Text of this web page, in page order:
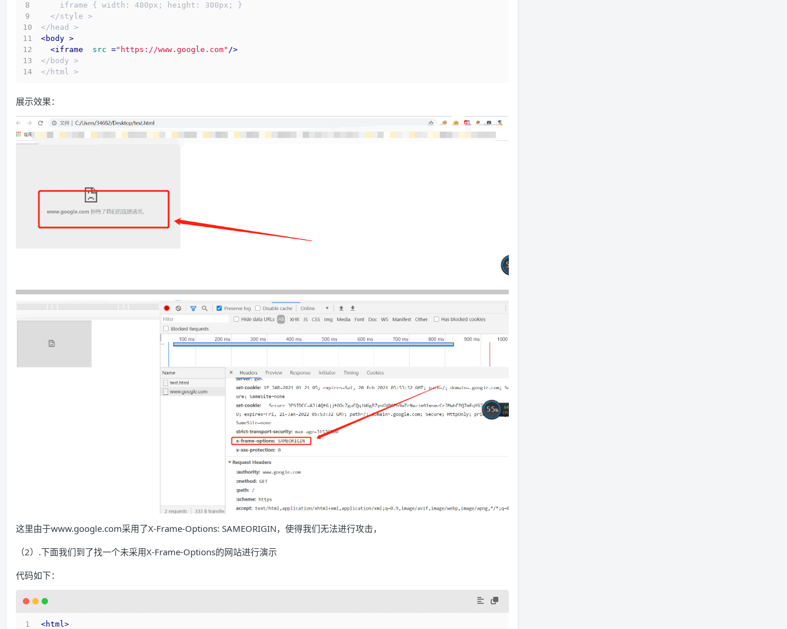
    iframe { width: 480px; height: 300px; }
  </style >
</head >
<body >
<iframe src ="https://www.google.com" />
</body >
</html >
展示效果：
这里由于www.google.com采用了X-Frame-Options: SAMEORIGIN，使得我们无法进行攻击，
（2）.下面我们到了找一个未采用X-Frame-Options的网站进行演示
代码如下：
<html >